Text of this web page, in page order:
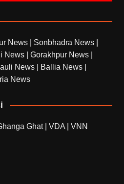
News Sonbhadra News
News Gorakhpur News
News Ballia News
News
Ghat| VDA VNN